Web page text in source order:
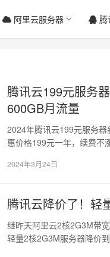
阿里云服务器 腾
腾讯云199元服务
600GB月流量
2024年腾讯云199元服务
惠价格199元一年，续费
2024年3月24日
腾讯云降价了！轻
继昨天阿里云2核2G3M带
轻量2核2G3M服务器降价